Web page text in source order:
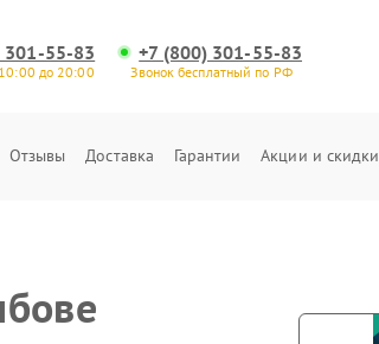
301-55-83
до 20:00
+7 (800) 301-55-83
Звонок бесплатный по РФ
Отзывы Доставка Гарантии Акции и скидки